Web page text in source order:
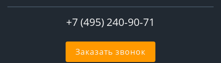
+7 (495) 240-90-71
Заказать звонок